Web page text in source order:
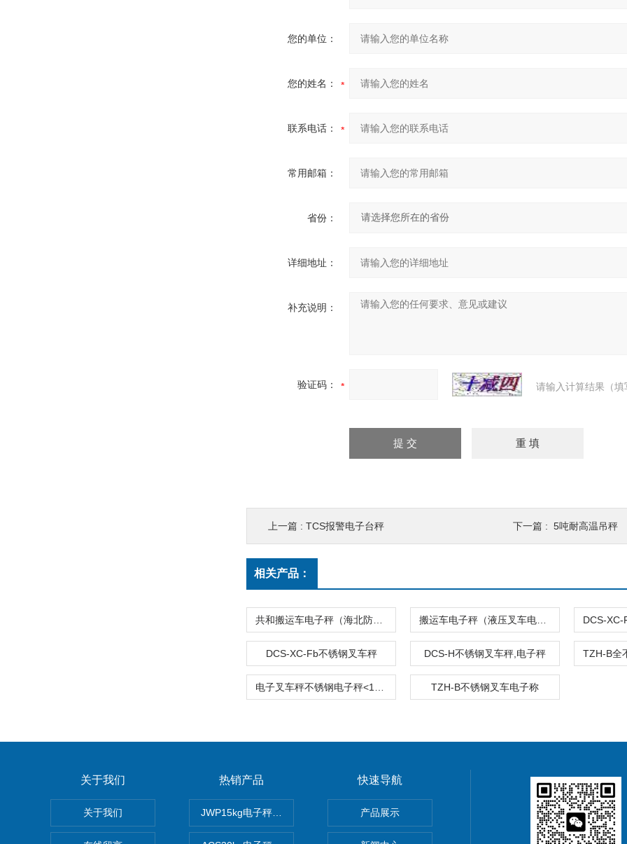
您的单位：
您的姓名：
联系电话：
常用邮箱：
省份：
详细地址：
补充说明：
验证码： 请输入计算结果（
上一篇 : TCS报警电子台秤 下一篇 : 5吨耐高温吊秤
相关产品：
DCS-XC-Fb不锈钢叉车秤 DCS-H不锈钢叉车秤,电子秤
TZH-B不锈钢叉车电子称
关于我们
关于我们
热销产品
JWP15kg电子秤价格,15公斤电子秤价钱,15KG电子称报价
快速导航
产品展示